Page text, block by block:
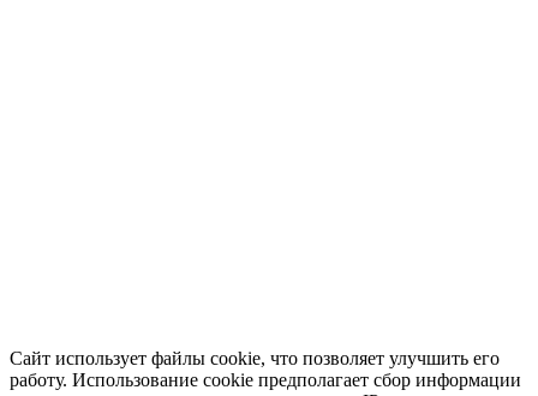
Сайт использует файлы cookie, что позволяет улучшить его
работу. Использование cookie предполагает сбор информации